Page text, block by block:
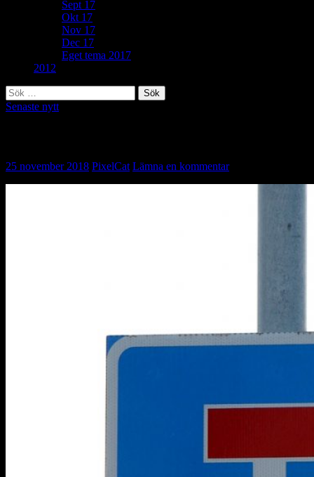
Sept 17
Okt 17
Nov 17
Dec 17
Eget tema 2017
2012
Sök
efter:
Senaste nytt
25 november 2018 PixelCat Lämna en kommentar